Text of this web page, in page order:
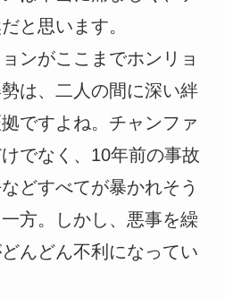
と思います。
ンがここまでホンリョ
は、二人の間に深い絆
ですよね。チャンファ
でなく、10年前の事故
どすべてが暴かれそう
方。しかし、悪事を繰
んどん不利になってい